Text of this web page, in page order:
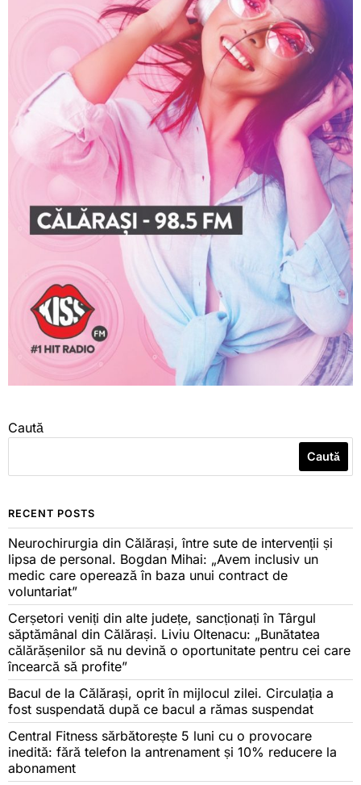
Caută
Caută
RECENT POSTS
Neurochirurgia din Călărași, între sute de intervenții și
lipsa de personal. Bogdan Mihai: „Avem inclusiv un
medic care operează în baza unui contract de
voluntariat”
Cerșetori veniți din alte județe, sancționați în Târgul
săptămânal din Călărași. Liviu Oltenacu: „Bunătatea
călărășenilor să nu devină o oportunitate pentru cei care
încearcă să profite”
Bacul de la Călărași, oprit în mijlocul zilei. Circulația a
fost suspendată după ce bacul a rămas suspendat
Central Fitness sărbătorește 5 luni cu o provocare
inedită: fără telefon la antrenament și 10% reducere la
abonament